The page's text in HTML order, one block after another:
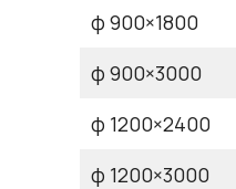
φ 900×1800
φ 900×3000
φ 1200×2400
φ 1200×3000